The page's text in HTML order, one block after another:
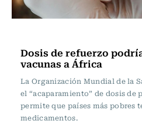
Dosis de refuerzo
vacunas a África
La Organización Mundial de la
el “acaparamiento” de dosis de
permite que países más pobres
medicamentos.